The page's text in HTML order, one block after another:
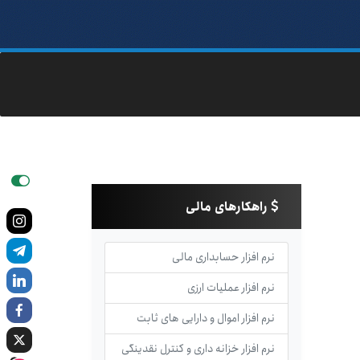
راهکارهای مالی
نرم افزار حسابداری مالی
نرم افزار عملیات ارزی
نرم افزار اموال و دارایی های ثابت
نرم افزار خزانه داری و کنترل نقدینگی